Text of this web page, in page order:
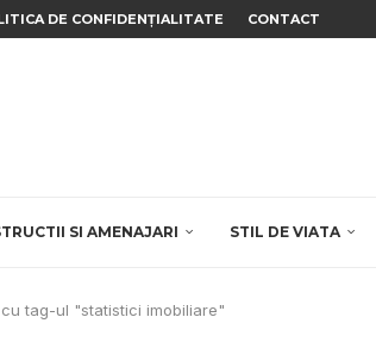
DE CONFIDENȚIALITATE CONTACT
SI AMENAJARI STIL DE VIATA
tag-ul "statistici imobiliare"